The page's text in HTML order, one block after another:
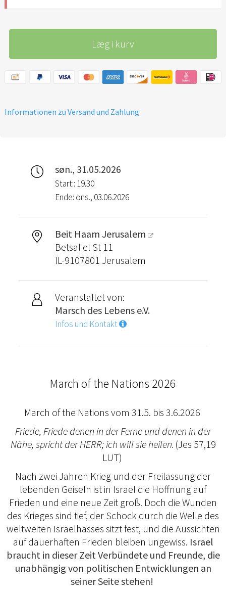
Læg i kurv
Informationen zu Versand und Zahlung
søn., 31.05.2026
Start:: 19.30
Ende: ons., 03.06.2026
Beit Haam Jerusalem
Betsal'el St 11
IL-9107801 Jerusalem
Veranstaltet von:
Marsch des Lebens e.V.
Infos und Kontakt
March of the Nations 2026
March of the Nations vom 31.5. bis 3.6.2026
Friede, Friede denen in der Ferne und denen in der
Nähe, spricht der HERR; ich will sie heilen. (Jes 57,19
LUT)
Nach zwei Jahren Krieg und der Freilassung der
lebenden Geiseln ist in Israel die Hoffnung auf
Frieden und eine neue Zeit groß. Doch die Wunden
des Krieges sind tief, der Schock durch die Welle des
weltweiten Israelhasses sitzt fest, und die Aussichten
auf dauerhaften Frieden bleiben ungewiss. Israel
braucht in dieser Zeit Verbündete und Freunde, die
unabhängig von politischen Entwicklungen an
seiner Seite stehen!